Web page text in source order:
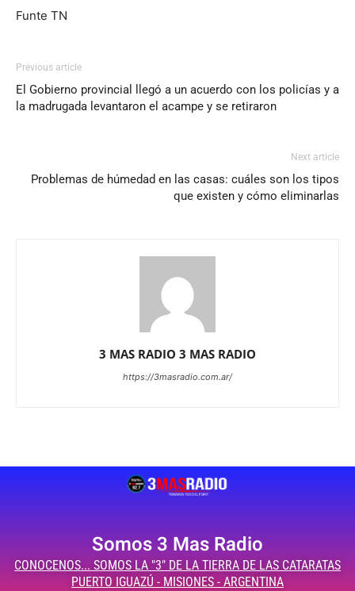
Funte TN
Previous article
El Gobierno provincial llegó a un acuerdo con los policías y a
la madrugada levantaron el acampe y se retiraron
Next article
Problemas de húmedad en las casas: cuáles son los tipos
que existen y cómo eliminarlas
3 MAS RADIO 3 MAS RADIO
https://3masradio.com.ar/
Somos 3 Mas Radio
CONOCENOS... SOMOS LA "3" DE LA TIERRA DE LAS CATARATAS
PUERTO IGUAZÚ - MISIONES - ARGENTINA